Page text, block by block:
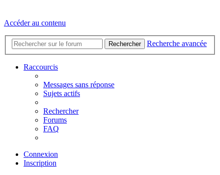
Accéder au contenu
Rechercher Recherche avancée
Raccourcis
Messages sans réponse
Sujets actifs
Rechercher
Forums
FAQ
Connexion
Inscription